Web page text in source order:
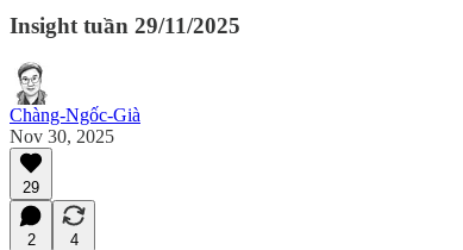
Insight tuần 29/11/2025
Chàng-Ngốc-Già
Nov 30, 2025
29
2
4